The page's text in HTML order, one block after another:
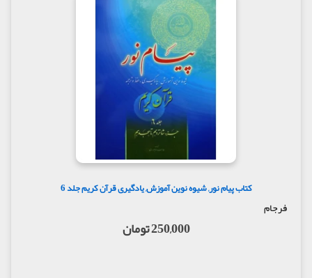
کتاب پیام نور, شیوه نوین آموزش, یادگیری قرآن کریم جلد 6
فرجام
250,000 تومان